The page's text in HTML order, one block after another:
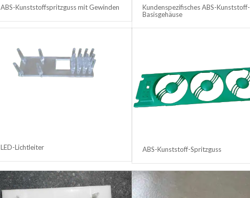
ABS-Kunststoffspritzguss mit Gewinden
Kundenspezifisches ABS-Kunststoff-
Basisgehäuse
LED-Lichtleiter
ABS-Kunststoff-Spritzguss